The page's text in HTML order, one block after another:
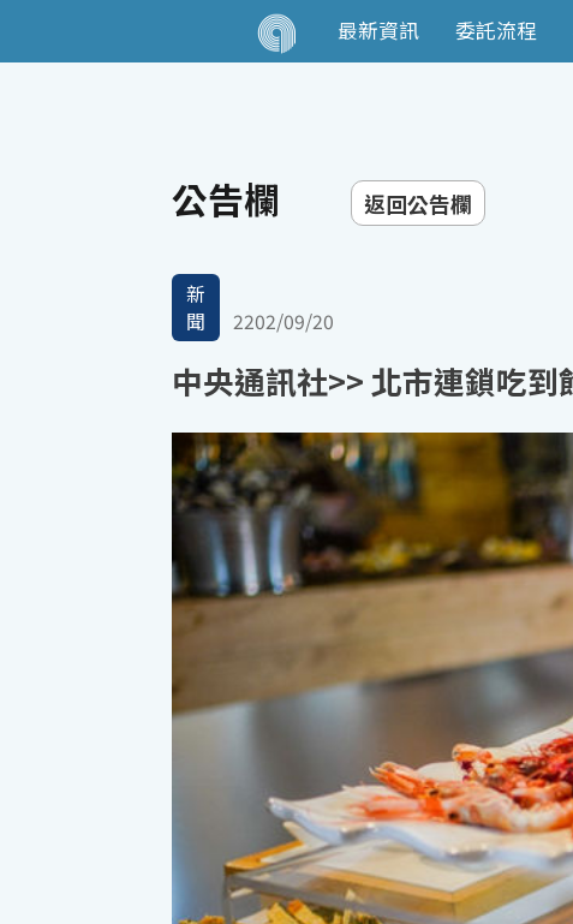
最新資訊 委託流程
公告欄 返回公告欄
新
聞
2202/09/20
中央通訊社>> 北市連鎖吃